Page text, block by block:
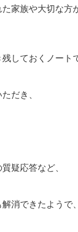
家族や大切な方
しておくノート
だき、
疑応答など、
消できたようで、